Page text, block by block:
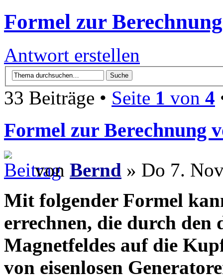
Formel zur
Antwort erstellen
33 Beiträge • Seite 1 von 4
Formel zur Berechnung
von Bernd » Do 7.
Mit folgender Formel
errechnen, die durch den
Magnetfeldes auf die
von eisenlosen